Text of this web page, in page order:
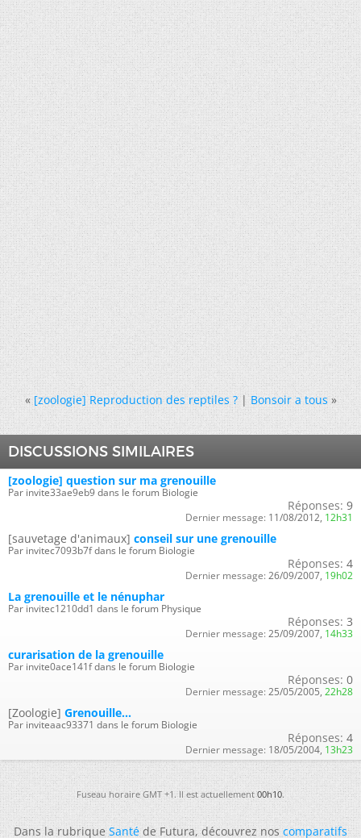
« [zoologie] Reproduction des reptiles ?|Bonsoir a tous »
DISCUSSIONS SIMILAIRES
[zoologie] question sur ma grenouille
Par invite33ae9eb9 dans le forum Biologie
Réponses: 9
Dernier message: 11/08/2012, 12h31
[sauvetage d'animaux] conseil sur une grenouille
Par invitec7093b7f dans le forum Biologie
Réponses: 4
Dernier message: 26/09/2007, 19h02
La grenouille et le nénuphar
Par invitec1210dd1 dans le forum Physique
Réponses: 3
Dernier message: 25/09/2007, 14h33
curarisation de la grenouille
Par invite0ace141f dans le forum Biologie
Réponses: 0
Dernier message: 25/05/2005, 22h28
[Zoologie] Grenouille...
Par inviteaac93371 dans le forum Biologie
Réponses: 4
Dernier message: 18/05/2004, 13h23
Fuseau horaire GMT +1. Il est actuellement00h10.
Dans la rubriqueSantéde Futura, découvrez noscomparatifs